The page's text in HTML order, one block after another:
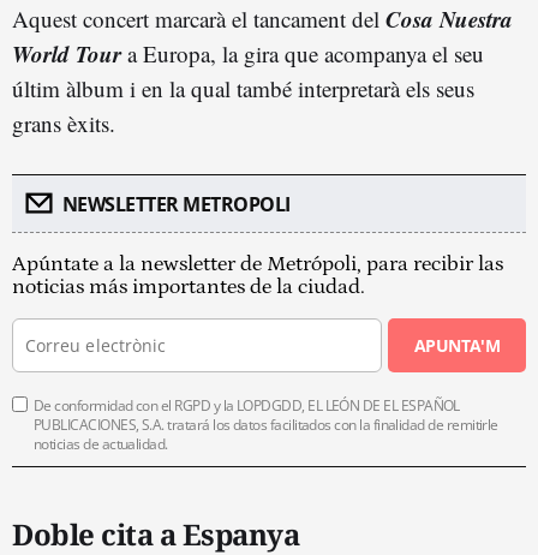
Aquest concert marcarà el tancament del Cosa Nuestra
World Tour a Europa, la gira que acompanya el seu
últim àlbum i en la qual també interpretarà els seus
grans èxits.
NEWSLETTER METROPOLI
Apúntate a la newsletter de Metrópoli, para recibir las
noticias más importantes de la ciudad.
APUNTA'M
De conformidad con el RGPD y la LOPDGDD, EL LEÓN DE EL ESPAÑOL
PUBLICACIONES, S.A. tratará los datos facilitados con la finalidad de remitirle
noticias de actualidad.
Doble cita a Espanya